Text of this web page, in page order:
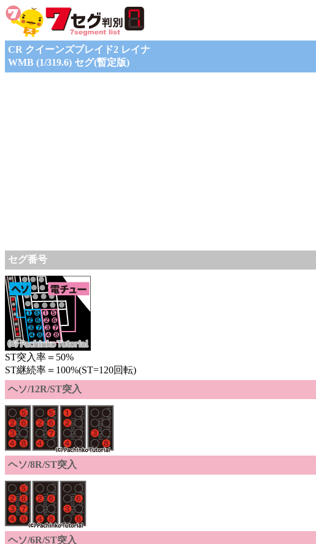
CR クイーンズブレイド2 レイナ
WMB (1/319.6) セグ(暫定版)
セグ番号
ST突入率＝50%
ST継続率＝100%(ST=120回転)
ヘソ/12R/ST突入
ヘソ/8R/ST突入
ヘソ/6R/ST突入